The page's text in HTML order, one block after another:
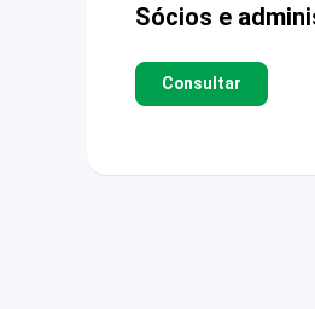
Sócios e
Consultar